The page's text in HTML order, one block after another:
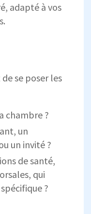
adapté à vos
se poser les
chambre ?
un
un invité ?
de santé,
qui
?